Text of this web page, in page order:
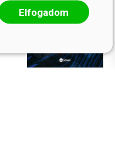
Elfogadom